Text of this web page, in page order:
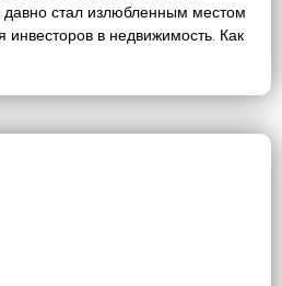
стал излюбленным местом
инвесторов в недвижимость. Как